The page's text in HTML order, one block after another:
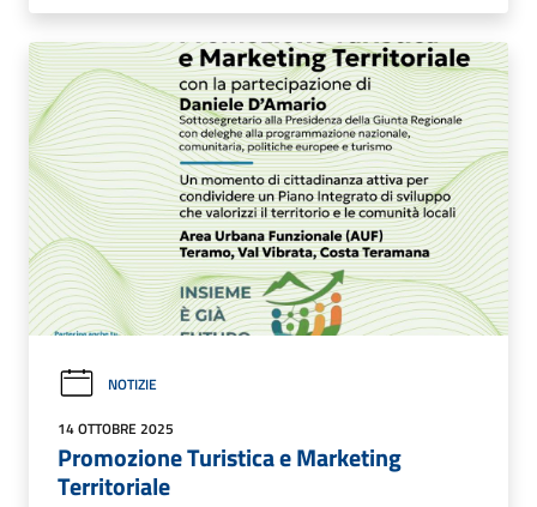
NOTIZIE
14 OTTOBRE 2025
Promozione Turistica e Marketing
Territoriale